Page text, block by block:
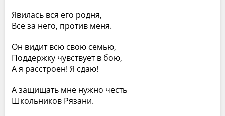
Явилась вся его родня,
Все за него, против меня.
Он видит всю свою семью,
Поддержку чувствует в бою,
А я расстроен! Я сдаю!
А защищать мне нужно честь
Школьников Рязани.